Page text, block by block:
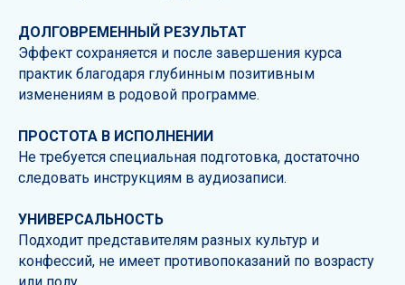
ДОЛГОВРЕМЕННЫЙ РЕЗУЛЬТАТ
Эффект сохраняется и после завершения курса
практик благодаря глубинным позитивным
изменениям в родовой программе.
ПРОСТОТА В ИСПОЛНЕНИИ
Не требуется специальная подготовка, достаточно
следовать инструкциям в аудиозаписи.
УНИВЕРСАЛЬНОСТЬ
Подходит представителям разных культур и
конфессий, не имеет противопоказаний по возрасту